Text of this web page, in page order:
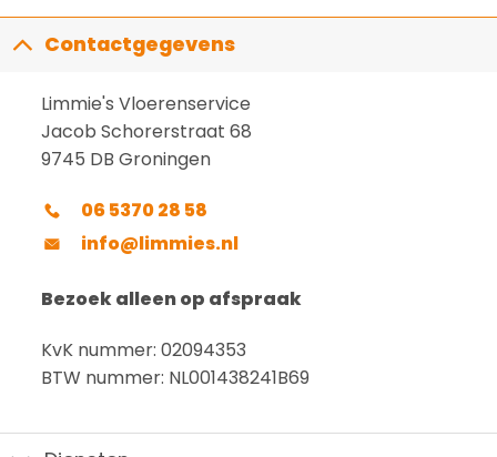
Contactgegevens
Limmie's Vloerenservice
Jacob Schorerstraat 68
9745 DB Groningen
06 5370 28 58
info@limmies.nl
Bezoek alleen op afspraak
KvK nummer: 02094353
BTW nummer: NL001438241B69